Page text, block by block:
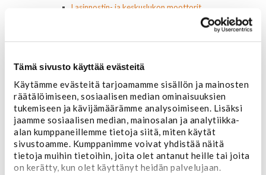
Tämä sivusto käyttää evästeitä
Käytämme evästeitä tarjoamamme sisällön ja mainosten
räätälöimiseen, sosiaalisen median ominaisuuksien
tukemiseen ja kävijämäärämme analysoimiseen. Lisäksi
jaamme sosiaalisen median, mainosalan ja analytiikka-
alan kumppaneillemme tietoja siitä, miten käytät
sivustoamme. Kumppanimme voivat yhdistää näitä
tietoja muihin tietoihin, joita olet antanut heille tai joita
on kerätty, kun olet käyttänyt heidän palvelujaan.
Lasinnostin- ja keskuslukon moottorit
Laturin osat
Etuvastukset
Kennot
Kompressorit ja osat
Käyttöpaneelit / kytkimet
Moottorit
Ilmastoinnin osat
Muut
Ohjainlaitteet
Startit ja startin osat